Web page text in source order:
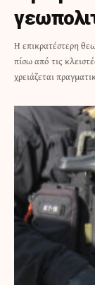
Η επικρατέστερη
πίσω από τις
χρειάζεται